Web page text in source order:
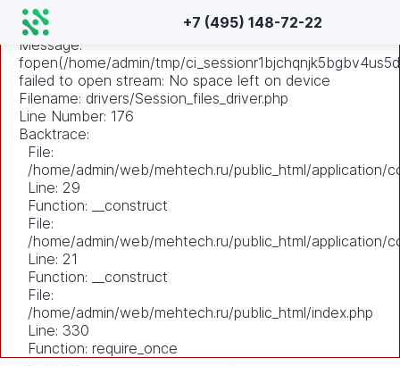
A PHP Error was encountered
Severity: Warning
Message:
fopen(/home/admin/tmp/
failed to open stream: No space left on device
Filename: drivers/Session_files_driver.php
Line Number: 176
Backtrace:
File:
/home/admin/web/mehtech.ru/public_html/application/
Line: 29
Function: __construct
File:
/home/admin/web/mehtech.ru/public_html/application/
Line: 21
Function: __construct
File:
/home/admin/web/mehtech.ru/public_html/index.php
Line: 330
Function: require_once
+7 (495) 148-72-22